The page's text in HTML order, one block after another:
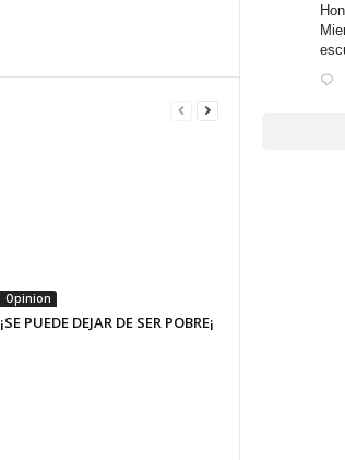
Opinion
¡SE PUEDE DEJAR DE SER POBRE¡